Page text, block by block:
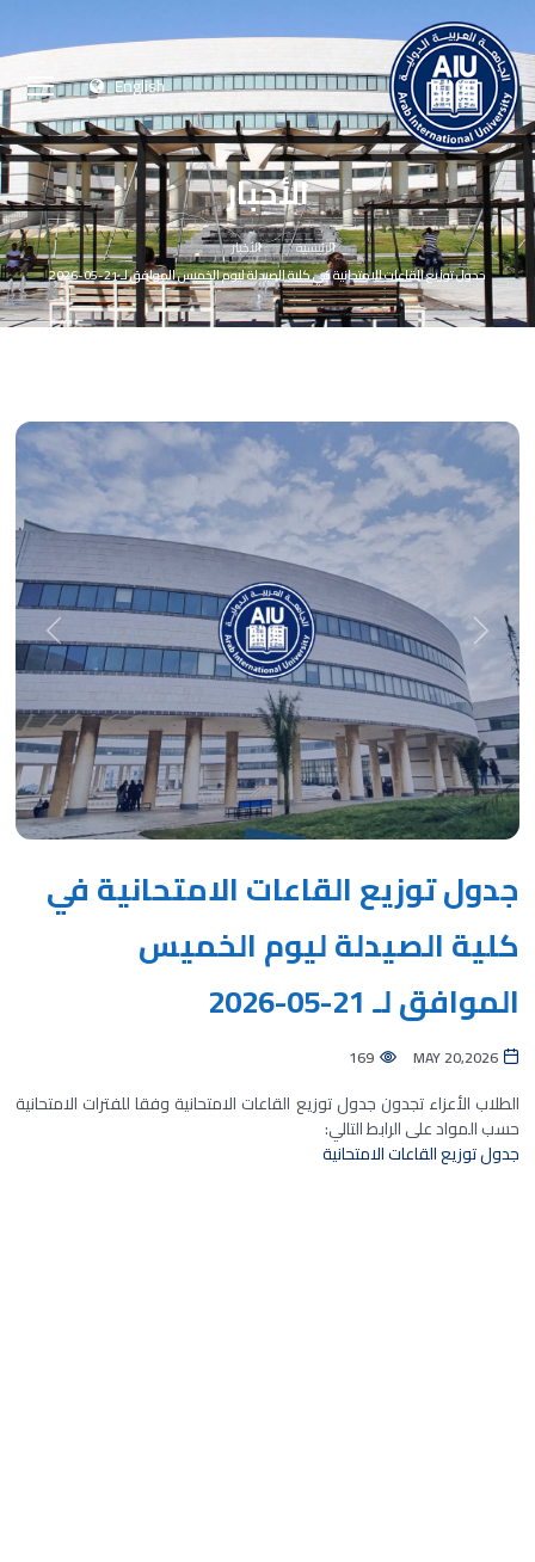
English
الأخبار
الرئيسية
الأخبار
جدول توزيع القاعات الامتحانية في كلية الصيدلة ليوم الخميس الموافق لـ 21-05-2026
Previous
Next
جدول توزيع القاعات الامتحانية في
كلية الصيدلة ليوم الخميس
الموافق لـ 21-05-2026
MAY 20,2026
169
الطلاب الأعزاء تجدون جدول توزيع القاعات الامتحانية وفقا للفترات الامتحانية
حسب المواد على الرابط التالي:
جدول توزيع القاعات الامتحانية